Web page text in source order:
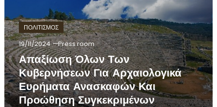
ΠΟΛΙΤΙΣΜΟΣ
19/11/2024 Press room
Απαξίωση Όλων Των
Κυβερνήσεων Για Αρχαιολογικά
Ευρήματα Ανασκαφών Και
Προώθηση Συγκεκριμένων